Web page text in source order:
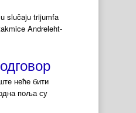
slučaju trijumfa
Andreleht-
неће бити
поља су